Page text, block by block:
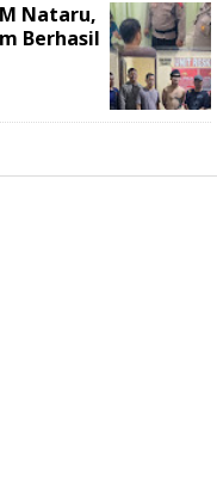
Nataru,
Berhasil